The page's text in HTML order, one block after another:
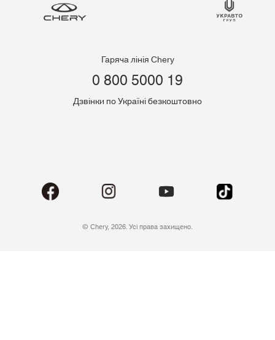
Гаряча лінія Chery
0 800 5000 19
Дзвінки по Україні безкоштовно
© Chery, 2026. Усі права захищено.